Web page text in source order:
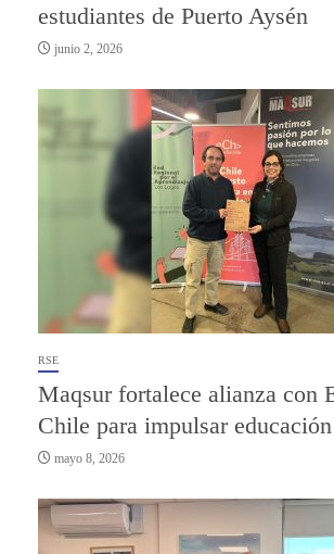
estudiantes de Puerto Aysén
junio 2, 2026
RSE
Maqsur fortalece alianza con
Chile para impulsar
mayo 8, 2026